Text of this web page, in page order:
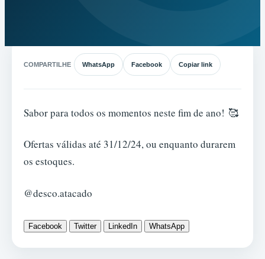
COMPARTILHE WhatsApp Facebook Copiar link
Sabor para todos os momentos neste fim de ano! 🥰
Ofertas válidas até 31/12/24, ou enquanto durarem
os estoques.
@desco.atacado
Facebook Twitter LinkedIn WhatsApp